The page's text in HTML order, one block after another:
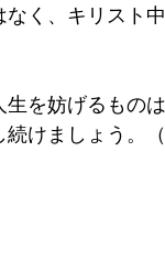
く、キリスト
を妨げるもの
けましょう。